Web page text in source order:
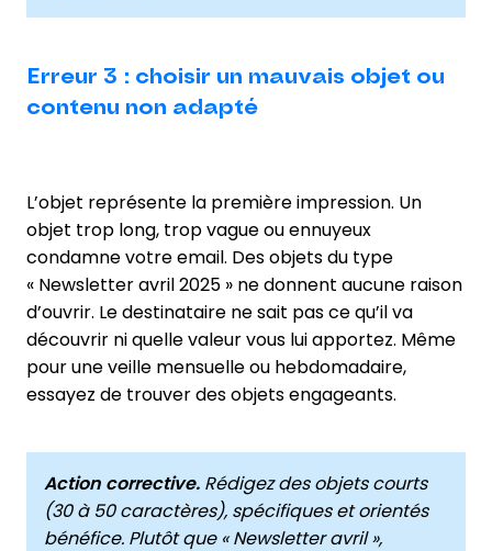
Erreur 3 : choisir un mauvais objet ou
contenu non adapté
L’objet représente la première impression. Un
objet trop long, trop vague ou ennuyeux
condamne votre email. Des objets du type
« Newsletter avril 2025 » ne donnent aucune raison
d’ouvrir. Le destinataire ne sait pas ce qu’il va
découvrir ni quelle valeur vous lui apportez. Même
pour une veille mensuelle ou hebdomadaire,
essayez de trouver des objets engageants.
Action corrective. Rédigez des objets courts
(30 à 50 caractères), spécifiques et orientés
bénéfice. Plutôt que « Newsletter avril »,